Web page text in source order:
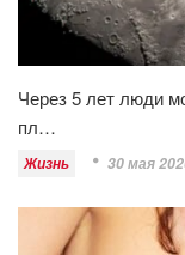
Через 5 лет люди
пл…
Жизнь 30 мая